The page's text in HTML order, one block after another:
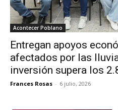
Acontecer Poblano
Entregan apoyos
afectados por las
inversión supera los
Frances Rosas - 6 julio, 2026